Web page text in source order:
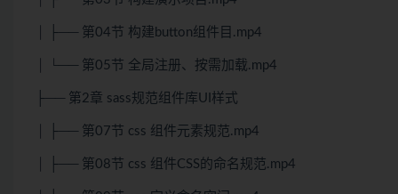
│ ├── 第04节 构建button组件目.mp4
│ └── 第05节 全局注册、按需加载.mp4
├── 第2章 sass规范组件库UI样式
│ ├── 第07节 css 组件元素规范.mp4
│ ├── 第08节 css 组件CSS的命名规范.mp4